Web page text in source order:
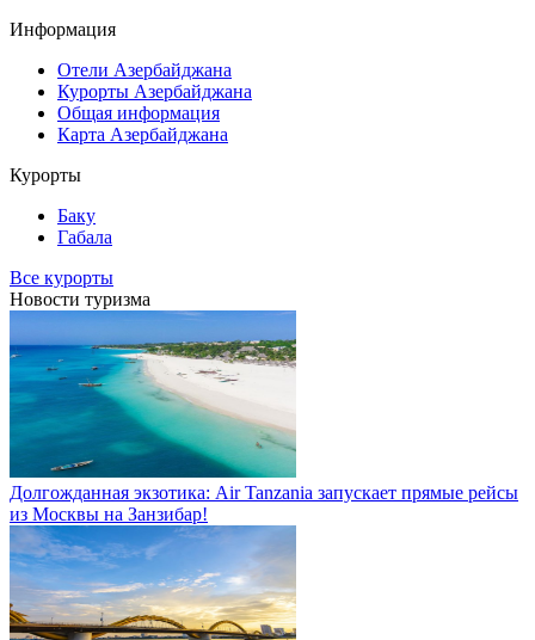
Информация
Отели Азербайджана
Курорты Азербайджана
Общая информация
Карта Азербайджана
Курорты
Баку
Габала
Все курорты
Новости туризма
Долгожданная экзотика: Air Tanzania запускает прямые рейсы
из Москвы на Занзибар!